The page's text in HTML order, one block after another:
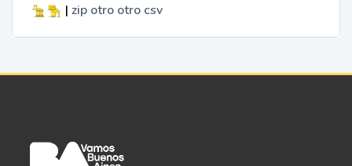
| zip otro otro csv